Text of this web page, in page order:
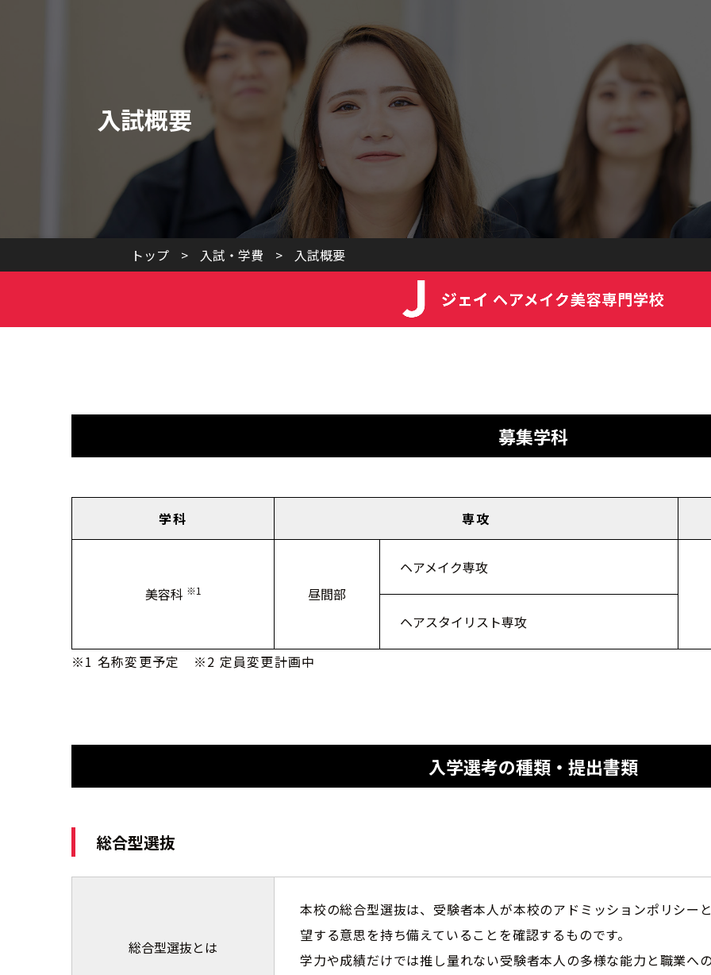
入試概要
トップ > 入試・学費 > 入試概要
募集学科
学科 専攻
美容科 ※1 昼間部
ヘアメイク専攻
ヘアスタイリスト専攻
※1 名称変更予定 ※2 定員変更計画中
入学選考の種類・提出書類
総合型選抜
総合型選抜とは
本校の総合型選抜は、受験者本人が本校のアドミッションポリシー
望する意思を持ち備えていることを確認するものです。
学力や成績だけでは推し量れない受験者本人の多様な能力と職業へ